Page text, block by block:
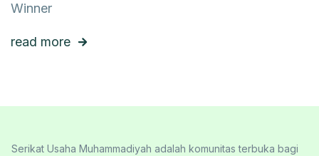
Winner
read more
Serikat Usaha Muhammadiyah adalah komunitas terbuka bagi